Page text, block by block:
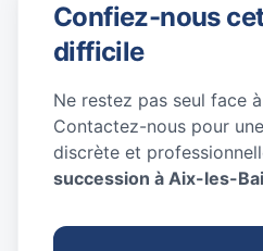
Confiez-nous
difficile
Ne restez pas seul face
Contactez-nous pour
discrète et
succession à Aix-les-